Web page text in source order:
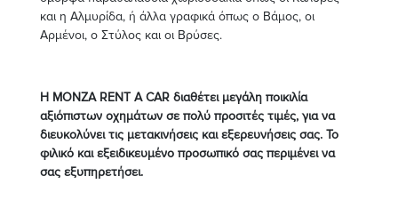
και η Αλμυρίδα, ή άλλα γραφικά όπως ο Βάμος, οι
Αρμένοι, ο Στύλος και οι Βρύσες.
Η MONZA RENT A CAR διαθέτει μεγάλη ποικιλία
αξιόπιστων οχημάτων σε πολύ προσιτές τιμές, για να
διευκολύνει τις μετακινήσεις και εξερευνήσεις σας. Το
φιλικό και εξειδικευμένο προσωπικό σας περιμένει να
σας εξυπηρετήσει.